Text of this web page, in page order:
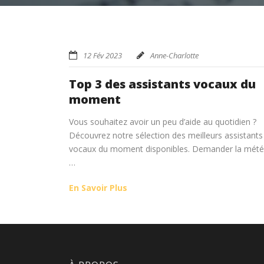
12 Fév 2023 Anne-Charlotte
Top 3 des assistants vocaux du
moment
Vous souhaitez avoir un peu d’aide au quotidien ?
Découvrez notre sélection des meilleurs assistants
vocaux du moment disponibles. Demander la
…
En Savoir Plus